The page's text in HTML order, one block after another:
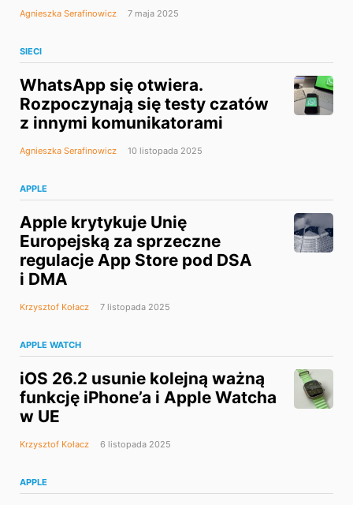
Agnieszka Serafinowicz 7 maja 2025
SIECI
WhatsApp się otwiera.
Rozpoczynają się testy czatów
z innymi komunikatorami
Agnieszka Serafinowicz 10 listopada 2025
APPLE
Apple krytykuje Unię
Europejską za sprzeczne
regulacje App Store pod DSA
i DMA
Krzysztof Kołacz 7 listopada 2025
APPLE WATCH
iOS 26.2 usunie kolejną ważną
funkcję iPhone’a i Apple Watcha
w UE
Krzysztof Kołacz 6 listopada 2025
APPLE